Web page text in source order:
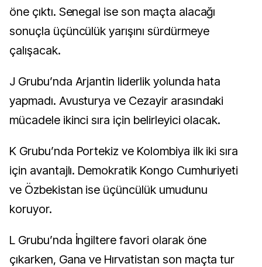
öne çıktı. Senegal ise son maçta alacağı
sonuçla üçüncülük yarışını sürdürmeye
çalışacak.
J Grubu’nda Arjantin liderlik yolunda hata
yapmadı. Avusturya ve Cezayir arasındaki
mücadele ikinci sıra için belirleyici olacak.
K Grubu’nda Portekiz ve Kolombiya ilk iki sıra
için avantajlı. Demokratik Kongo Cumhuriyeti
ve Özbekistan ise üçüncülük umudunu
koruyor.
L Grubu’nda İngiltere favori olarak öne
çıkarken, Gana ve Hırvatistan son maçta tur